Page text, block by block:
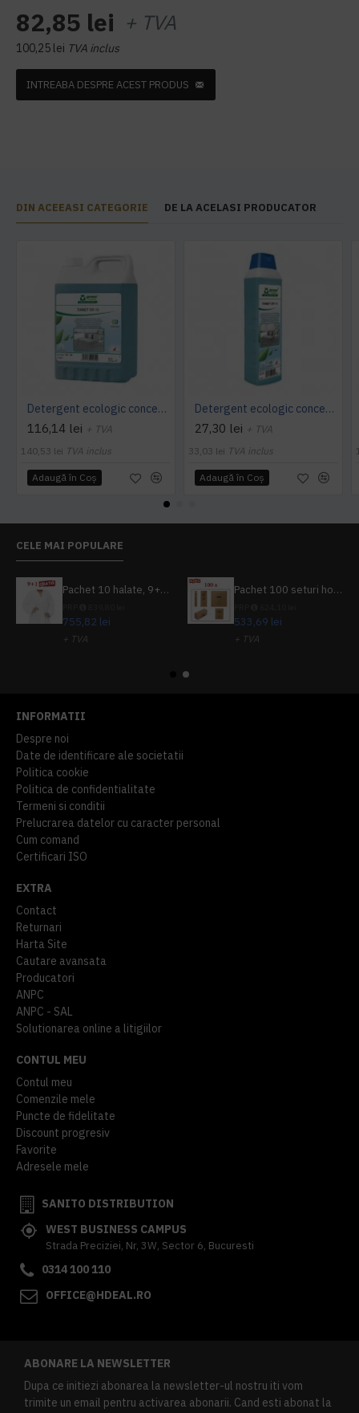
82,85 lei + TVA
100,25 lei TVA inclus
INTREABA DESPRE ACEST PRODUS
DIN ACEEASI CATEGORIE DE LA ACELASI PRODUCATOR
Detergent ecologic concentrat universal, TANET SR 15, 5L
116,14 lei + TVA
140,53 lei TVA inclus
Adaugă în Coş
Detergent ecologic concentrat universal, TANET SR 15, 1L
27,30 lei + TVA
33,03 lei TVA inclus
Adaugă în Coş
CELE MAI POPULARE
Pachet 10 halate, 9+1 gratuit
755,82 lei
+ TVA
Pachet 100 seturi hoteliere, set dentar, set barbierit, casca de dus, pila unghii, set cusut
533,69 lei
+ TVA
INFORMATII
Despre noi
Date de identificare ale societatii
Politica cookie
Politica de confidentialitate
Termeni si conditii
Prelucrarea datelor cu caracter personal
Cum comand
Certificari ISO
EXTRA
Contact
Returnari
Harta Site
Cautare avansata
Producatori
ANPC
ANPC - SAL
Solutionarea online a litigiilor
CONTUL MEU
Contul meu
Comenzile mele
Puncte de fidelitate
Discount progresiv
Favorite
Adresele mele
SANITO DISTRIBUTION
WEST BUSINESS CAMPUS
Strada Preciziei, Nr, 3W, Sector 6, Bucuresti
0314 100 110
OFFICE@HDEAL.RO
ABONARE LA NEWSLETTER
Dupa ce initiezi abonarea la newsletter-ul nostru iti vom
trimite un email pentru activarea abonarii. Cand esti abonat la